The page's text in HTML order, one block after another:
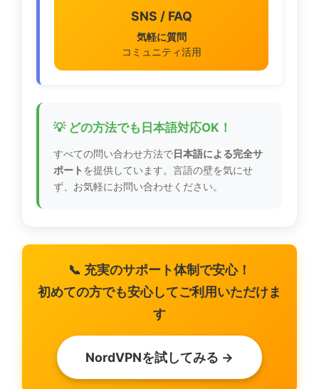
SNS / FAQ
気軽に質問
コミュニティ活用
💡 どの方法でも日本語対応OK！
すべての問い合わせ方法で日本語による完全サ
ポート を提供しています。言語の壁を気にせ
ず、お気軽にお問い合わせください。
📞 充実のサポート体制で安心！
初めての方でも安心してご利用いただけま
す
NordVPNを試してみる →